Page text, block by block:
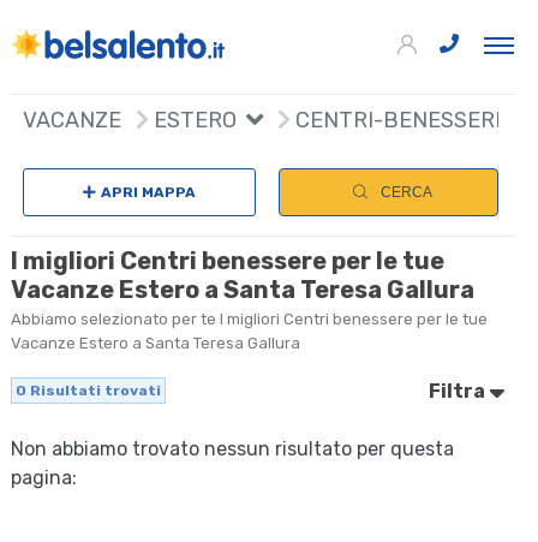
VACANZE ESTERO CENTRI-BENESSERE
APRI MAPPA CERCA
I migliori Centri benessere per le tue
Vacanze Estero a Santa Teresa Gallura
Abbiamo selezionato per te I migliori Centri benessere per le tue
Vacanze Estero a Santa Teresa Gallura
0 Risultati trovati Filtra
Non abbiamo trovato nessun risultato per questa
pagina: